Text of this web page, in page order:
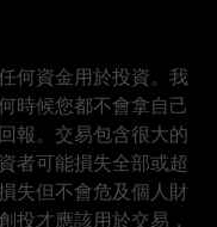
何資金用於投資。我
時候您都不會拿自己
報。交易包含很大的
者可能損失全部或超
失但不會危及個人財
投才應該用於交易，